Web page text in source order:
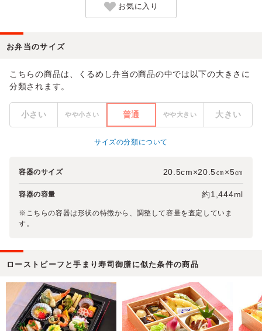
お気に入り
お弁当のサイズ
こちらの商品は、くるめし弁当の商品の中では以下の大きさに
分類されます。
小さい やや小さい 普通 やや大きい 大きい
サイズの分類について
容器のサイズ 20.5cm×20.5㎝×5㎝
容器の容量 約1,444ml
※こちらの容器は形状の特徴から、調整して容量を査定していま
す。
ローストビーフと手まり寿司御膳に似た条件の商品